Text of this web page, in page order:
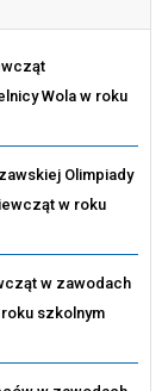
Wola w roku
Olimpiady
w roku
w zawodach
szkolnym